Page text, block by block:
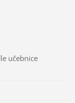
učebnice